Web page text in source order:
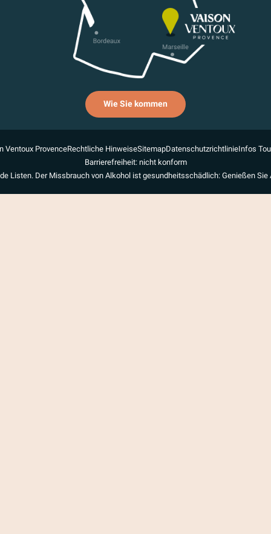
Wie Sie kommen
Ventoux ProvenceRechtliche HinweiseSitemapDatenschutzrichtlinieInfos
Barrierefreiheit: nicht konform
Listen. Der Missbrauch von Alkohol ist gesundheitsschädlich: Genießen Sie